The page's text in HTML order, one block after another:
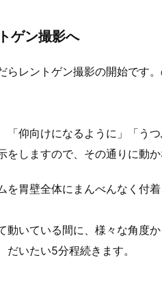
ゲン撮影へ
らレントゲン撮影の開始です
「仰向けになるように」「う
をしますので、その通りに動か
を胃壁全体にまんべんなく付着
動いている間に、様々な角度
だいたい5分程続きます。